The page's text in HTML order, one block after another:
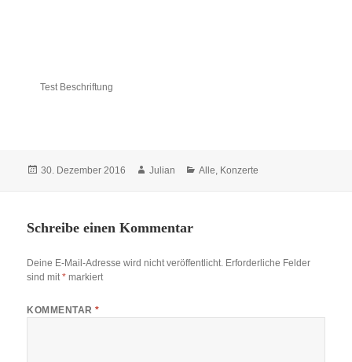
Test Beschriftung
Veröffentlicht
30. Dezember 2016 Autor
Julian Kategorien
Alle, Konzerte
Schreibe einen Kommentar
Deine E-Mail-Adresse wird nicht veröffentlicht. Erforderliche Felder
sind mit* markiert
KOMMENTAR*